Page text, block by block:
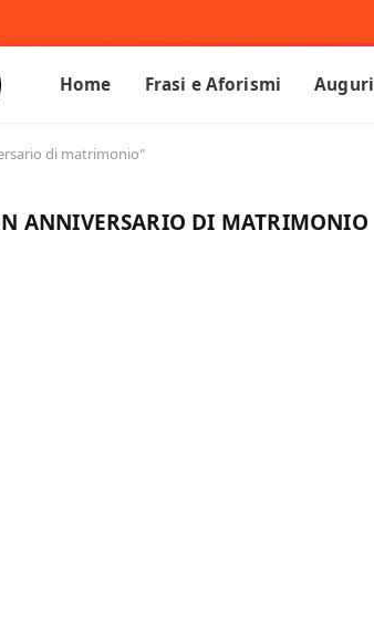
Home Frasi e Aforismi Auguri
di matrimonio"
ANNIVERSARIO DI MATRIMONIO